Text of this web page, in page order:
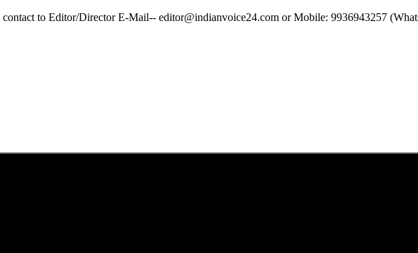
to Editor/Director E-Mail-- editor@indianvoice24.com or Mobile: 9936943257